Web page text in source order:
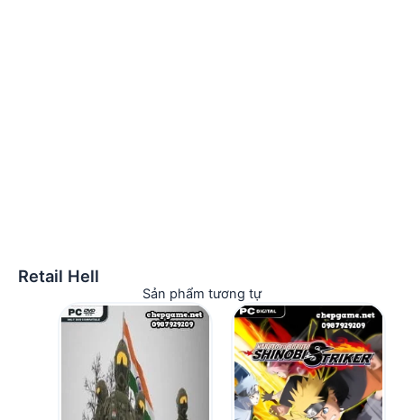
Retail Hell
Sản phẩm tương tự